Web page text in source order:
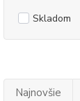
Skladom
Najnovšie